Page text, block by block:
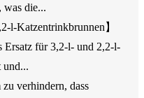
was die...
l-Katzentrinkbrunnen】
Ersatz für 3,2-l- und 2,2-l-
und...
verhindern, dass